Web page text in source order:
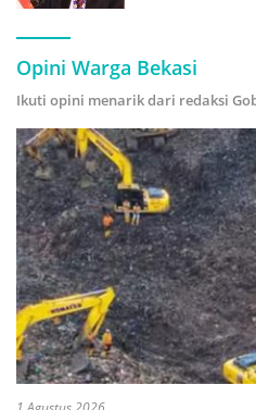
Opini Warga Bekasi
Ikuti opini menarik dari redaksi